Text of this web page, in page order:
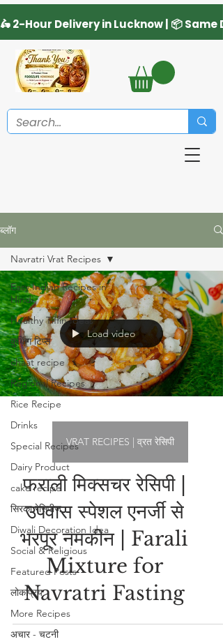
ब्लॉग
Easy Indian Recipes in
Hindi
Healthy Tiffin Ideas
कुकिंग टिप्स
chaat recipe
Regional Recipes
Rice Recipe
Drinks
Special Recipes
Dairy Product
cake recipe
सिरका रेसिपीज
Diwali Decoration Idea
Social & Religious
Featured Posts
लोकप्रिय
More Recipes
अचार - चटनी
Navratri Vrat Recipes
Load video
VRAT RECIPES | व्रत रेसिपी
फराली मिक्सचर रेसिपी |
उपवास स्पेशल एनर्जी से
भरपूर नमकीन | Farali
Mixture for
Navratri Fasting